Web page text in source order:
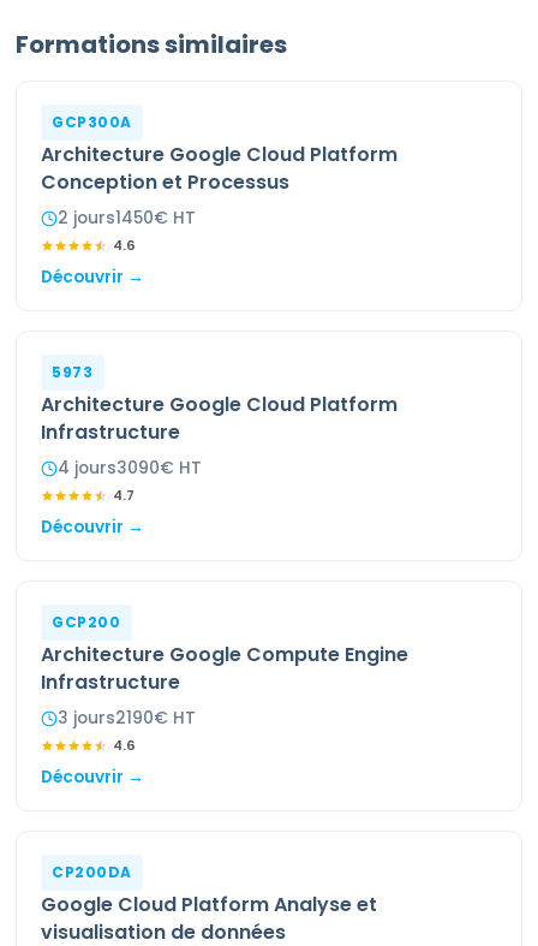
Formations similaires
GCP300A
Architecture Google Cloud Platform
Conception et Processus
2 jours1450€ HT
4.6
Découvrir →
5973
Architecture Google Cloud Platform
Infrastructure
4 jours3090€ HT
4.7
Découvrir →
GCP200
Architecture Google Compute Engine
Infrastructure
3 jours2190€ HT
4.6
Découvrir →
CP200DA
Google Cloud Platform Analyse et
visualisation de données